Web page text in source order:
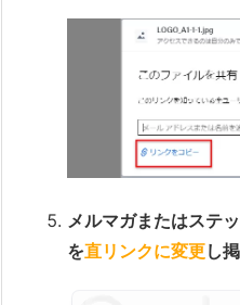
メルマガまたはステ
を直リンクに変更し